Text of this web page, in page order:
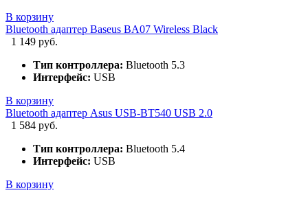
В корзину
Bluetooth адаптер Baseus BA07 Wireless Black
1 149 руб.
Тип контроллера: Bluetooth 5.3
Интерфейс: USB
В корзину
Bluetooth адаптер Asus USB-BT540 USB 2.0
1 584 руб.
Тип контроллера: Bluetooth 5.4
Интерфейс: USB
В корзину